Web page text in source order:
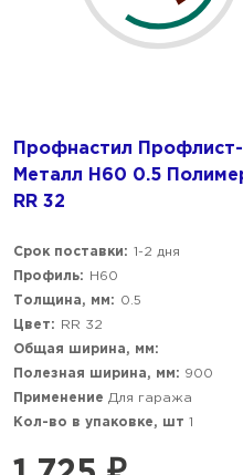
Профнастил Профлист-
Металл Н60 0.5
RR 32
Срок поставки: 1-2 дня
Профиль:
Н60
Толщина, мм:
0.5
Цвет:
RR 32
Общая ширина, мм:
Полезная ширина, мм: 900
Применение Для гаража
Кол-во в упаковке, шт 1